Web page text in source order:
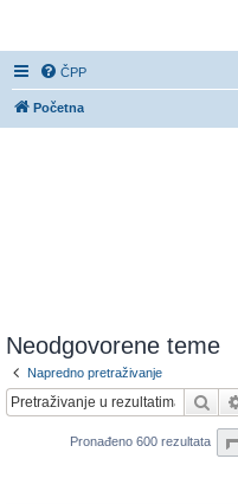
ČPP
Početna
Neodgovorene teme
Napredno pretraživanje
Pronađeno 600 rezultata